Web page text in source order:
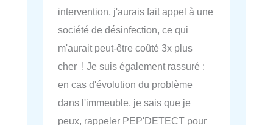
intervention, j'aurais fait appel à une
société de désinfection, ce qui
m'aurait peut-être coûté 3x plus
cher ! Je suis également rassuré :
en cas d'évolution du problème
dans l'immeuble, je sais que je
peux, rappeler PEP'DETECT pour